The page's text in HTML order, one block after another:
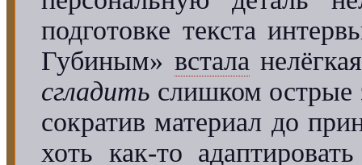
подготовке текста
Губиным» встала
сгладить слишком острые
сократив материал до
хоть как-то